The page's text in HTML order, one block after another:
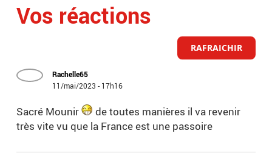
Vos réactions
RAFRAICHIR
Rachelle65
11/mai/2023 - 17h16
Sacré Mounir
de toutes manières il va revenir
très vite vu que la France est une passoire